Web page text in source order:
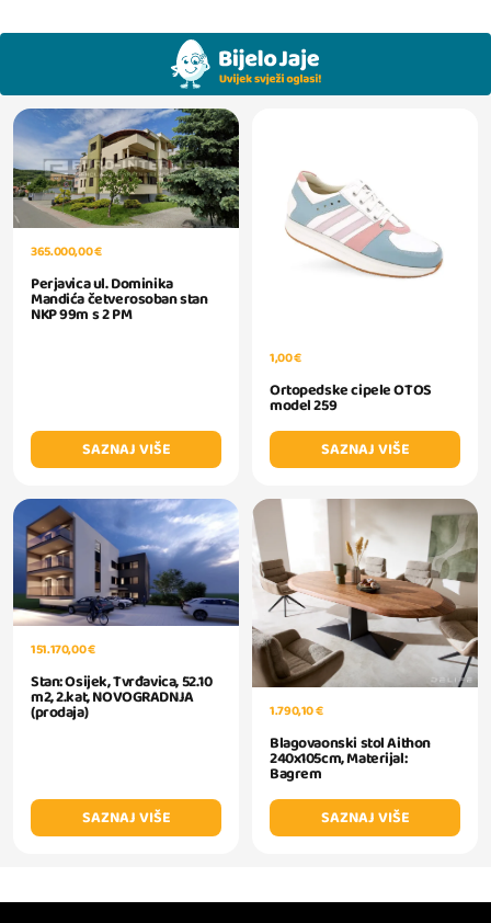
365.000,00 €
Perjavica ul. Dominika
Mandića četverosoban stan
NKP 99m s 2 PM
SAZNAJ VIŠE
1,00 €
Ortopedske cipele OTOS
model 259
SAZNAJ VIŠE
151.170,00 €
Stan: Osijek, Tvrđavica, 52.10
m2, 2.kat, NOVOGRADNJA
(prodaja)
SAZNAJ VIŠE
1.790,10 €
Blagovaonski stol Aithon
240x105cm, Materijal:
Bagrem
SAZNAJ VIŠE